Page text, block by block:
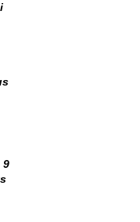
9